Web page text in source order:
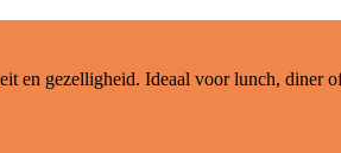
en gezelligheid. Ideaal voor lunch, diner